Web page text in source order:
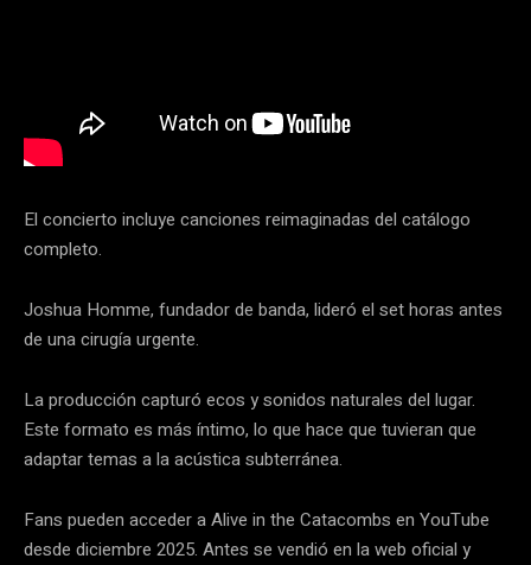
El concierto incluye canciones reimaginadas del catálogo
completo.
Joshua Homme, fundador de banda, lideró el set horas antes
de una cirugía urgente.
La producción capturó ecos y sonidos naturales del lugar.
Este formato es más íntimo, lo que hace que tuvieran que
adaptar temas a la acústica subterránea.
Fans pueden acceder a Alive in the Catacombs en YouTube
desde diciembre 2025. Antes se vendió en la web oficial y